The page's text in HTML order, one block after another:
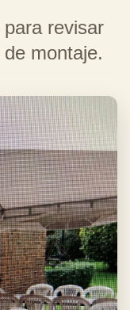
revisar
montaje.